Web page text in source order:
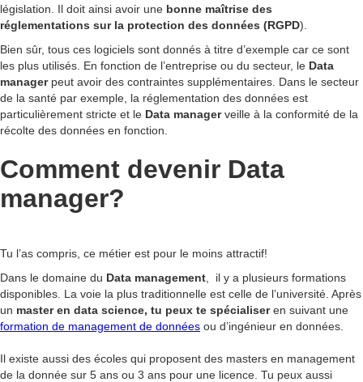
législation. Il doit ainsi avoir une bonne maîtrise des
réglementations sur la protection des données (RGPD).
Bien sûr, tous ces logiciels sont donnés à titre d’exemple car ce sont
les plus utilisés. En fonction de l’entreprise ou du secteur, le Data
managerpeut avoir des contraintes supplémentaires. Dans le secteur
de la santé par exemple, la réglementation des données est
particulièrement stricte et le Data managerveille à la conformité de la
récolte des données en fonction.
Comment devenir Data
manager?
Tu l’as compris, ce métier est pour le moins attractif!
Dans le domaine du Data management , il y a plusieurs formations
disponibles. La voie la plus traditionnelle est celle de l’université. Après
un master en data science, tu peux te spécialiseren suivant une
formation de management de données ou d’ingénieur en données.
Il existe aussi des écoles qui proposent des masters en management
de la donnée sur 5 ans ou 3 ans pour une licence. Tu peux aussi